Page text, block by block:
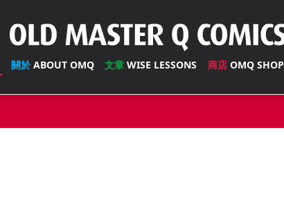
關於ABOUT OMQ 文章WISE LESSONS 商店 OMQ SHOP